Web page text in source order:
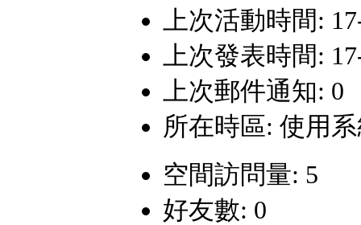
上次活動時間:
上次發表時間:
上次郵件通知: 0
所在時區: 使用
空間訪問量: 5
好友數: 0